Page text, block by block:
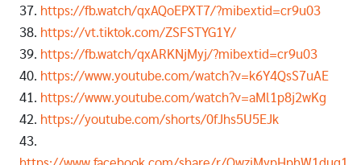
37. https://fb.watch/qxAQoEPXT7/?mibextid=cr9u03
38. https://vt.tiktok.com/ZSFSTYG1Y/
39. https://fb.watch/qxARKNjMyj/?mibextid=cr9u03
40. https://www.youtube.com/watch?v=k6Y4QsS7uAE
41. https://www.youtube.com/watch?v=aMl1p8j2wKg
42. https://youtube.com/shorts/0fJhs5U5EJk
43.